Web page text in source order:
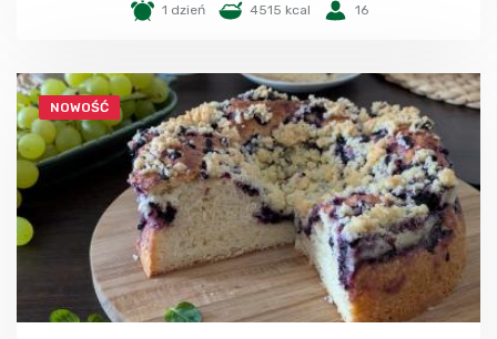
1 dzień 4515 kcal 16
NOWOŚĆ